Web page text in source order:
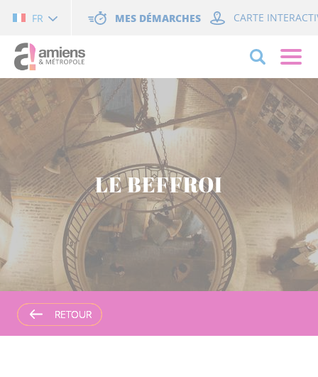
FR MES DÉMARCHES CARTE
LE BEFFROI
RETOUR
RETOUR
RETOUR